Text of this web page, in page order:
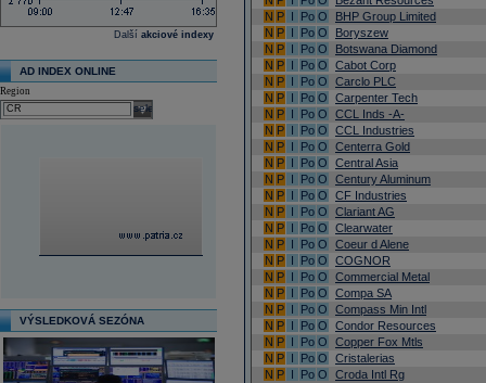
Další akciové indexy
AD INDEX ONLINE
Region
select
VÝSLEDKOVÁ SEZÓNA
N P I Po O
BHP Group Limited
N P I Po O
Boryszew
N P I Po O
Botswana Diamond
N P I Po O
Cabot Corp
N P I Po O
Carclo PLC
N P I Po O
Carpenter Tech
N P I Po O
CCL Inds -A-
N P I Po O
CCL Industries
N P I Po O
Centerra Gold
N P I Po O
Central Asia
N P I Po O
Century Aluminum
N P I Po O
CF Industries
N P I Po O
Clariant AG
N P I Po O
Clearwater
N P I Po O
Coeur d Alene
N P I Po O
COGNOR
N P I Po O
Commercial Metal
N P I Po O
Compa SA
N P I Po O
Compass Min Intl
N P I Po O
Condor Resources
N P I Po O
Copper Fox Mtls
N P I Po O
Cristalerias
N P I Po O
Croda Intl Rg